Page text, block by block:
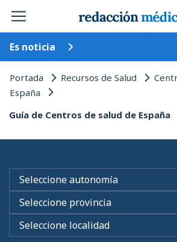
Es noticia
Portada Recursos de Salud
España
Guía de Centros de salud de España